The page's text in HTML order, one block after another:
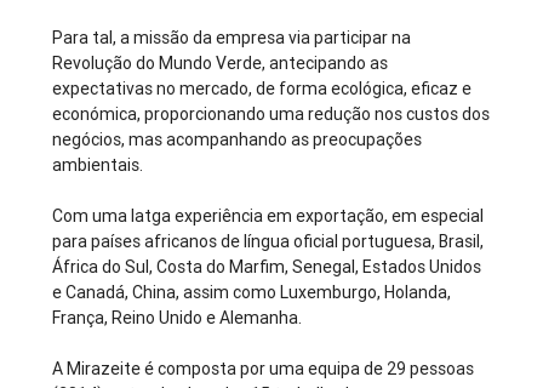
Para tal, a missão da empresa via participar na
Revolução do Mundo Verde, antecipando as
expectativas no mercado, de forma ecológica, eficaz e
económica, proporcionando uma redução nos custos dos
negócios, mas acompanhando as preocupações
ambientais.
Com uma latga experiência em exportação, em especial
para países africanos de língua oficial portuguesa, Brasil,
África do Sul, Costa do Marfim, Senegal, Estados Unidos
e Canadá, China, assim como Luxemburgo, Holanda,
França, Reino Unido e Alemanha.
A Mirazeite é composta por uma equipa de 29 pessoas